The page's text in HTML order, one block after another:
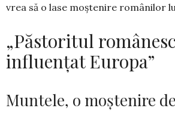
vrea să o lase moștenire românilor
„Păstoritul
influențat Europa”
Muntele, o